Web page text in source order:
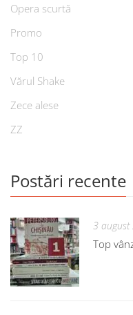
Opera scurtă
Promo
Top 10
Vărul Shake
Zece alese
ZZ
Postări recente
3
Top